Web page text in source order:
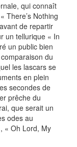
qui connaît
There’s Nothing
de repartir
un tellurique « In
un public bien
du
les lascars se
en plein
secondes de
prêche du
que serait un
odes au
« Oh Lord, My